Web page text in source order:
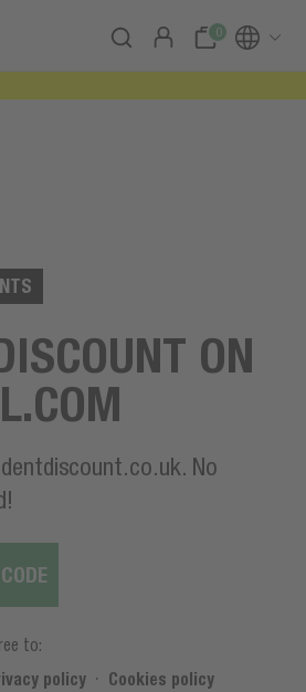
0
ON
No
to:
policy · Cookies policy